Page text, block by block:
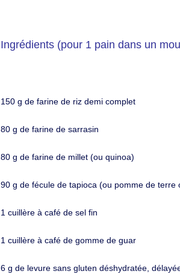
Ingrédients (pour 1 pain dans un
150 g de farine de riz demi complet
80 g de farine de sarrasin
80 g de farine de millet (ou quinoa)
90 g de fécule de tapioca (ou pomme de terre
1 cuillère à café de sel fin
1 cuillère à café de gomme de guar
6 g de levure sans gluten déshydratée,